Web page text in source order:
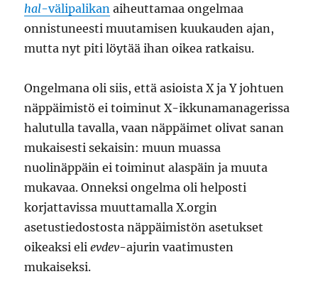
hal-välipalikan aiheuttamaa ongelmaa
onnistuneesti muutamisen kuukauden ajan,
mutta nyt piti löytää ihan oikea ratkaisu.
Ongelmana oli siis, että asioista X ja Y johtuen
näppäimistö ei toiminut X-ikkunamanagerissa
halutulla tavalla, vaan näppäimet olivat sanan
mukaisesti sekaisin: muun muassa
nuolinäppäin ei toiminut alaspäin ja muuta
mukavaa. Onneksi ongelma oli helposti
korjattavissa muuttamalla X.orgin
asetustiedostosta näppäimistön asetukset
oikeaksi elievdev-ajurin vaatimusten
mukaiseksi.